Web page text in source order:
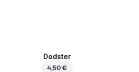
Dodster
4,50 €